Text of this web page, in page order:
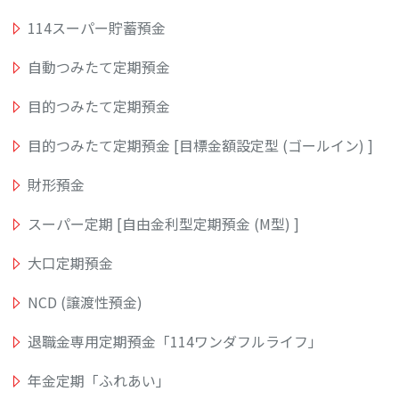
114スーパー貯蓄預金
自動つみたて定期預金
目的つみたて定期預金
目的つみたて定期預金 [目標金額設定型 (ゴールイン) ]
財形預金
スーパー定期 [自由金利型定期預金 (M型) ]
大口定期預金
NCD (譲渡性預金)
退職金専用定期預金「114ワンダフルライフ」
年金定期「ふれあい」